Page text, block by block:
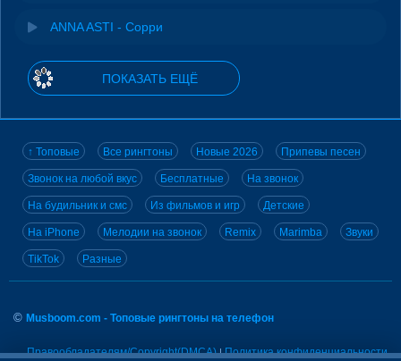
ANNA ASTI - Сорри
ПОКАЗАТЬ ЕЩЁ
↑ Топовые Все рингтоны Новые 2026 Припевы песен
Звонок на любой вкус Бесплатные На звонок
На будильник и смс Из фильмов и игр Детские
На iPhone Мелодии на звонок Remix Marimba Звуки
TikTok Разные
© Musboom.com - Топовые рингтоны на телефон
Правообладателям/Copyright(DMCA)|Политика конфиденциальности